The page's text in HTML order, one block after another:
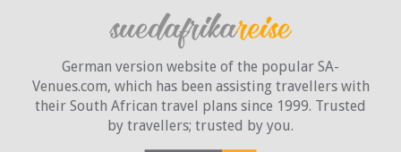
German version website of the popular SA-
Venues.com, which has been assisting travellers with
their South African travel plans since 1999. Trusted
by travellers; trusted by you.